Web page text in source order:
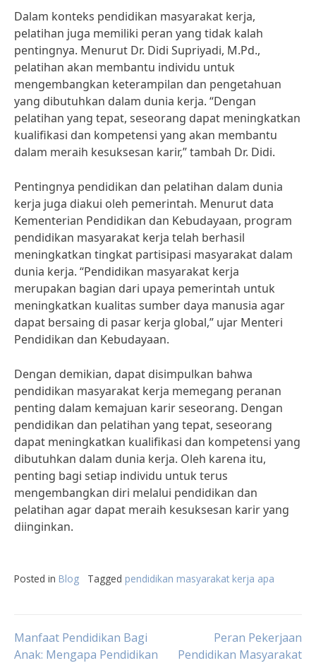
Dalam konteks pendidikan masyarakat kerja,
pelatihan juga memiliki peran yang tidak kalah
pentingnya. Menurut Dr. Didi Supriyadi, M.Pd.,
pelatihan akan membantu individu untuk
mengembangkan keterampilan dan pengetahuan
yang dibutuhkan dalam dunia kerja. “Dengan
pelatihan yang tepat, seseorang dapat meningkatkan
kualifikasi dan kompetensi yang akan membantu
dalam meraih kesuksesan karir,” tambah Dr. Didi.
Pentingnya pendidikan dan pelatihan dalam dunia
kerja juga diakui oleh pemerintah. Menurut data
Kementerian Pendidikan dan Kebudayaan, program
pendidikan masyarakat kerja telah berhasil
meningkatkan tingkat partisipasi masyarakat dalam
dunia kerja. “Pendidikan masyarakat kerja
merupakan bagian dari upaya pemerintah untuk
meningkatkan kualitas sumber daya manusia agar
dapat bersaing di pasar kerja global,” ujar Menteri
Pendidikan dan Kebudayaan.
Dengan demikian, dapat disimpulkan bahwa
pendidikan masyarakat kerja memegang peranan
penting dalam kemajuan karir seseorang. Dengan
pendidikan dan pelatihan yang tepat, seseorang
dapat meningkatkan kualifikasi dan kompetensi yang
dibutuhkan dalam dunia kerja. Oleh karena itu,
penting bagi setiap individu untuk terus
mengembangkan diri melalui pendidikan dan
pelatihan agar dapat meraih kesuksesan karir yang
diinginkan.
Posted in Blog Tagged pendidikan masyarakat kerja apa
Post
Manfaat Pendidikan Bagi
Anak: Mengapa Pendidikan
Peran Pekerjaan
Pendidikan Masyarakat